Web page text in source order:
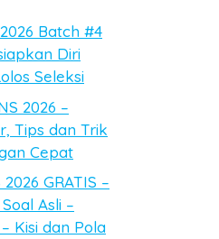
Batch #4
Diri
Seleksi
2026 –
Tips dan Trik
Cepat
GRATIS –
Asli –
Kisi dan Pola